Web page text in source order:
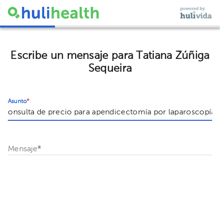
Escribe un mensaje para Tatiana Zúñiga
Sequeira
Asunto*
Mensaje*